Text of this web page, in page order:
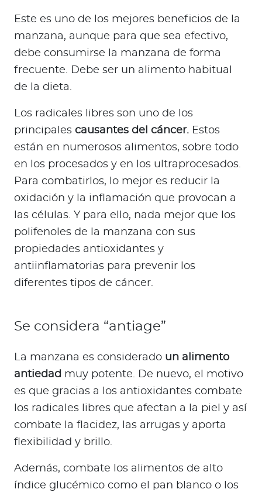
Este es uno de los mejores beneficios de la
manzana, aunque para que sea efectivo,
debe consumirse la manzana de forma
frecuente. Debe ser un alimento habitual
de la dieta.
Los radicales libres son uno de los
principales causantes del cáncer. Estos
están en numerosos alimentos, sobre todo
en los procesados y en los ultraprocesados.
Para combatirlos, lo mejor es reducir la
oxidación y la inflamación que provocan a
las células. Y para ello, nada mejor que los
polifenoles de la manzana con sus
propiedades antioxidantes y
antiinflamatorias para prevenir los
diferentes tipos de cáncer.
Se considera “antiage”
La manzana es considerado un alimento
antiedad muy potente. De nuevo, el motivo
es que gracias a los antioxidantes combate
los radicales libres que afectan a la piel y así
combate la flacidez, las arrugas y aporta
flexibilidad y brillo.
Además, combate los alimentos de alto
índice glucémico como el pan blanco o los